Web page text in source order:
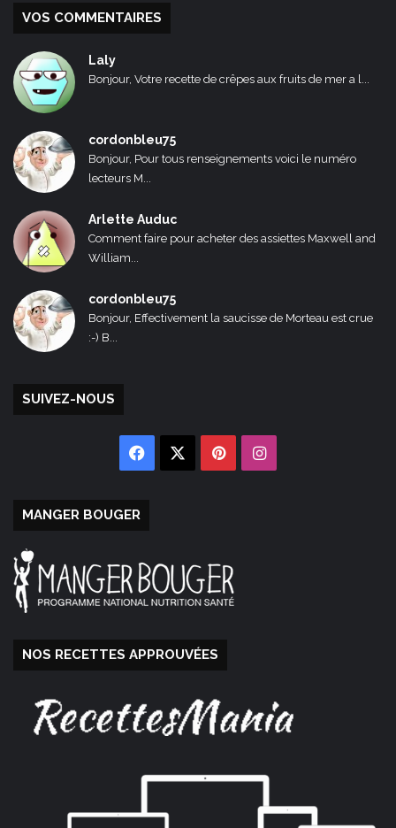
VOS COMMENTAIRES
Laly
Bonjour, Votre recette de crêpes aux fruits de mer a l...
cordonbleu75
Bonjour, Pour tous renseignements voici le numéro
lecteurs M...
Arlette Auduc
Comment faire pour acheter des assiettes Maxwell and
William...
cordonbleu75
Bonjour, Effectivement la saucisse de Morteau est crue
:-) B...
SUIVEZ-NOUS
Facebook PinterestInstagram
MANGER BOUGER
NOS RECETTES APPROUVÉES